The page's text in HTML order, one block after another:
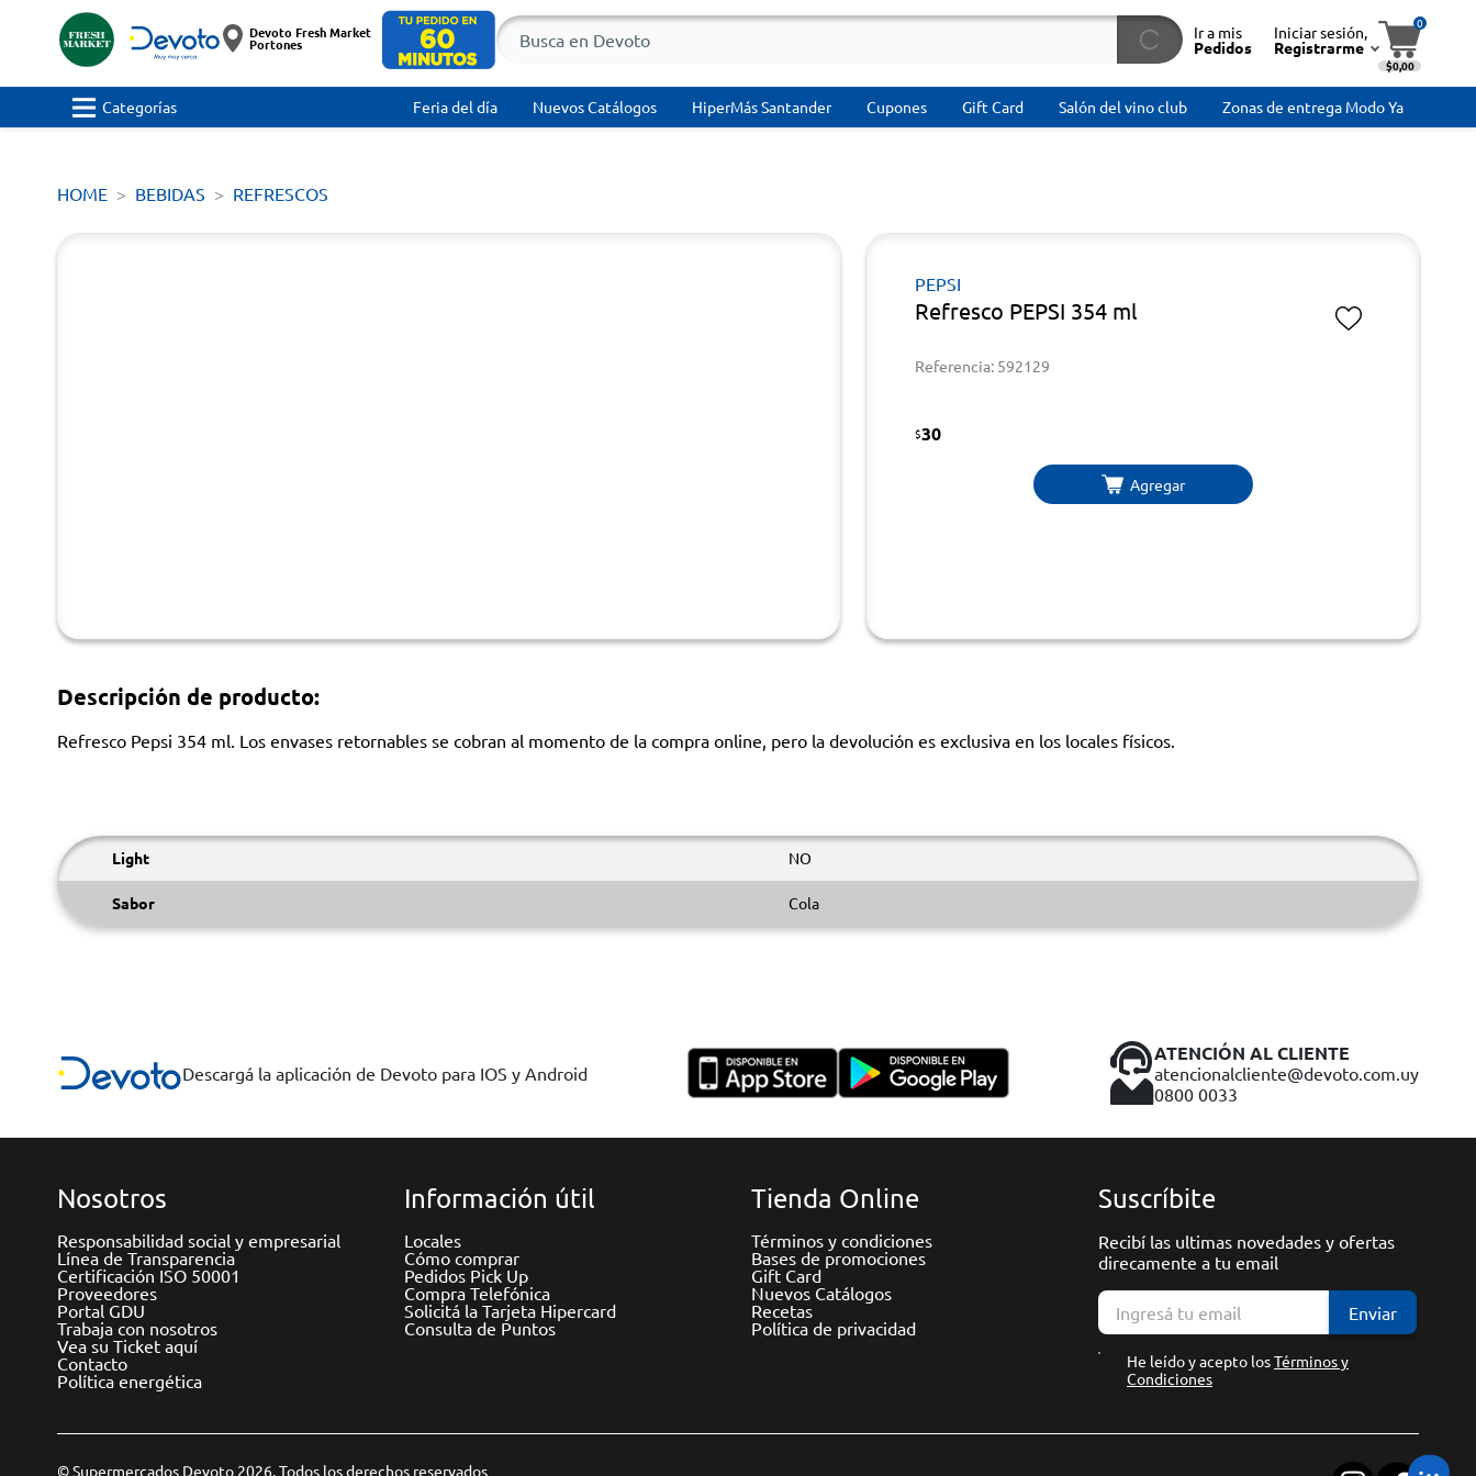
Devoto Fresh Market
Portones
Ir a mis
Pedidos
Iniciar sesión,
Registrarme
0
$0,00
Categorías Feria del día Nuevos Catálogos HiperMás Santander Cupones Gift Card Salón del vino club Zonas de entrega Modo Ya
HOME BEBIDAS REFRESCOS
PEPSI
Refresco PEPSI 354 ml
Referencia: 592129
$30
Agregar
Descripción de producto:
Refresco Pepsi 354 ml. Los envases retornables se cobran al momento de la compra online, pero la devolución es exclusiva en los locales físicos.
Light NO
Sabor Cola
Descargá la aplicación de Devoto para IOS y Android
ATENCIÓN AL CLIENTE
atencionalcliente@devoto.com.uy
0800 0033
Nosotros
Responsabilidad social y empresarial
Línea de Transparencia
Certificación ISO 50001
Proveedores
Portal GDU
Trabaja con nosotros
Vea su Ticket aquí
Contacto
Política energética
Información útil
Locales
Cómo comprar
Pedidos Pick Up
Compra Telefónica
Solicitá la Tarjeta Hipercard
Consulta de Puntos
Tienda Online
Términos y condiciones
Bases de promociones
Gift Card
Nuevos Catálogos
Recetas
Política de privacidad
Suscríbite
Recibí las ultimas novedades y ofertas
direcamente a tu email
Enviar
He leído y acepto losTérminos y
Condiciones
© Supermercados Devoto 2026. Todos los derechos reservados